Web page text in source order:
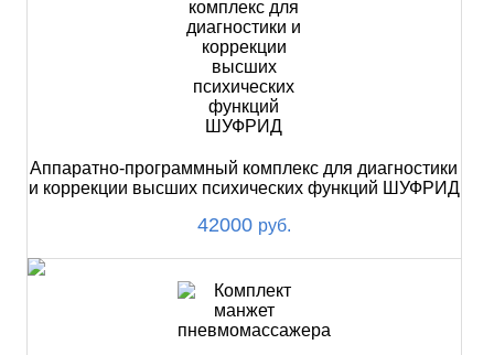
Аппаратно-программный комплекс для диагностики
и коррекции высших психических функций ШУФРИД
42000 руб.